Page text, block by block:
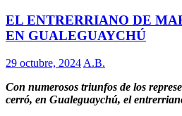
EL ENTRERRIANO DE
EN GUALEGUAYCHÚ
29 octubre, 2024 A.B.
Con numerosos triunfos de los
cerró, en Gualeguaychú, el